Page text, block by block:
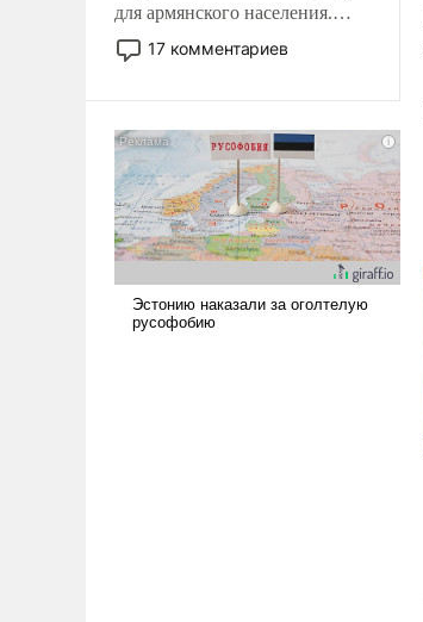
для армянского населения.
Мир, где политические
прожекты будут безусловно
налогоплательщиков и где
Еревану за свои поступки не
нужно отвечать.
17 комментариев